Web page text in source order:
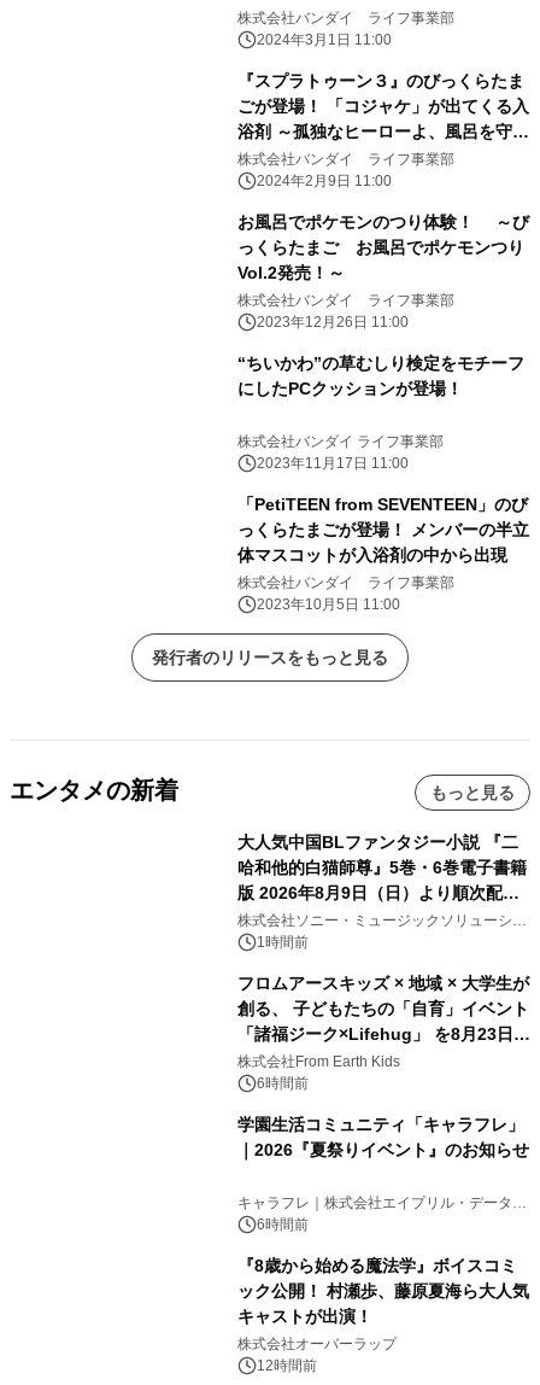
1弾は「サンリオ」「おジャ魔女どれ
み」で新登場～
株式会社バンダイ ライフ事業部
2024年3月1日 11:00
『スプラトゥーン３』のびっくらたま
ごが登場！ 「コジャケ」が出てくる入
浴剤 ～孤独なヒーローよ、風呂を守
れ！～
株式会社バンダイ ライフ事業部
2024年2月9日 11:00
お風呂でポケモンのつり体験！ ～び
っくらたまご お風呂でポケモンつり
Vol.2発売！～
株式会社バンダイ ライフ事業部
2023年12月26日 11:00
“ちいかわ”の草むしり検定をモチーフ
にしたPCクッションが登場！
株式会社バンダイ ライフ事業部
2023年11月17日 11:00
「PetiTEEN from SEVENTEEN」のび
っくらたまごが登場！ メンバーの半立
体マスコットが入浴剤の中から出現
株式会社バンダイ ライフ事業部
2023年10月5日 11:00
発行者のリリースをもっと見る
エンタメの新着 もっと見る
大人気中国BLファンタジー小説 『二
哈和他的白猫師尊』5巻・6巻電子書籍
版 2026年8月9日（日）より順次配信
開始
株式会社ソニー・ミュージックソリューショ
ンズ1時間前
フロムアースキッズ × 地域 × 大学生が
創る、 子どもたちの「自育」イベント
「諸福ジーク×Lifehug」 を8月23日
(日)開催
株式会社From Earth Kids
6時間前
学園生活コミュニティ「キャラフレ」
｜2026『夏祭りイベント』のお知らせ
キャラフレ｜株式会社エイプリル・データ・
デザインズ
6時間前
『8歳から始める魔法学』ボイスコミ
ック公開！ 村瀬歩、藤原夏海ら大人気
キャストが出演！
株式会社オーバーラップ
12時間前